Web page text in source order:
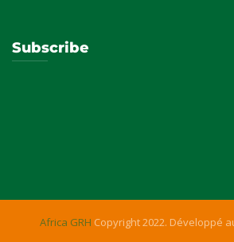
Subscribe
Africa GRH Copyright 2022. Développé